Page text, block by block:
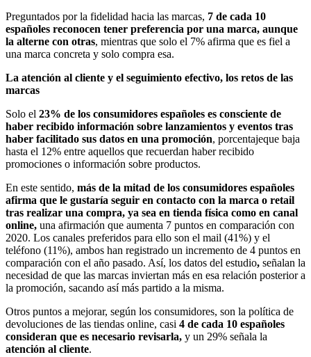
Preguntados por la fidelidad hacia las marcas, 7 de cada 10
españoles reconocen tener preferencia por una marca, aunque
la alterne con otras, mientras que solo el 7% afirma que es fiel a
una marca concreta y solo compra esa.
La atención al cliente y el seguimiento efectivo, los retos de las
marcas
Solo el 23% de los consumidores españoles es consciente de
haber recibido información sobre lanzamientos y eventos tras
haber facilitado sus datos en una promoción, porcentajeque baja
hasta el 12% entre aquellos que recuerdan haber recibido
promociones o información sobre productos.
En este sentido, más de la mitad de los consumidores españoles
afirma que le gustaría seguir en contacto con la marca o retail
tras realizar una compra, ya sea en tienda física como en canal
online, una afirmación que aumenta 7 puntos en comparación con
2020. Los canales preferidos para ello son el mail (41%) y el
teléfono (11%), ambos han registrado un incremento de 4 puntos en
comparación con el año pasado. Así, los datos del estudio, señalan la
necesidad de que las marcas inviertan más en esa relación posterior a
la promoción, sacando así más partido a la misma.
Otros puntos a mejorar, según los consumidores, son la política de
devoluciones de las tiendas online, casi 4 de cada 10 españoles
consideran que es necesario revisarla, y un 29% señala la
atención al cliente.